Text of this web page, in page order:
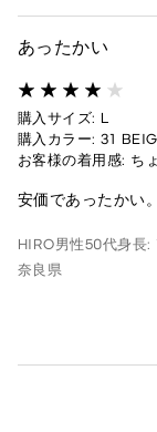
あったかい
購入サイズ: L
購入カラー: 31
お客様の着用感: ち
安価であったかい
HIRO男性50代身長:
奈良県